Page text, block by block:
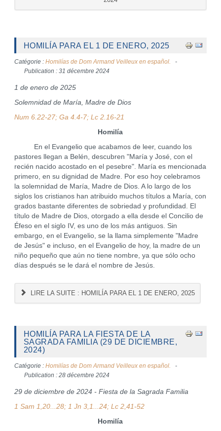
HOMILÍA PARA EL 1 DE ENERO, 2025
Catégorie : Homilías de Dom Armand Veilleux en español.
Publication : 31 décembre 2024
1 de enero de 2025
Solemnidad de María, Madre de Dios
Num 6.22-27; Ga 4.4-7; Lc 2.16-21
Homilía
En el Evangelio que acabamos de leer, cuando los
pastores llegan a Belén, descubren "María y José, con el
recién nacido acostado en el pesebre". María es mencionada
primero, en su dignidad de Madre. Por eso hoy celebramos
la solemnidad de María, Madre de Dios. A lo largo de los
siglos los cristianos han atribuido muchos títulos a María, con
grados bastante diferentes de sobriedad y profundidad. El
título de Madre de Dios, otorgado a ella desde el Concilio de
Éfeso en el siglo IV, es uno de los más antiguos. Sin
embargo, en el Evangelio, se la llama simplemente "Madre
de Jesús" e incluso, en el Evangelio de hoy, la madre de un
niño pequeño que aún no tiene nombre, ya que sólo ocho
días después se le dará el nombre de Jesús.
LIRE LA SUITE : HOMILÍA PARA EL 1 DE ENERO, 2025
HOMILÍA PARA LA FIESTA DE LA
SAGRADA FAMILIA (29 DE DICIEMBRE,
2024)
Catégorie : Homilías de Dom Armand Veilleux en español.
Publication : 28 décembre 2024
29 de diciembre de 2024 - Fiesta de la Sagrada Familia
1 Sam 1,20...28; 1 Jn 3,1...24; Lc 2,41-52
Homilía